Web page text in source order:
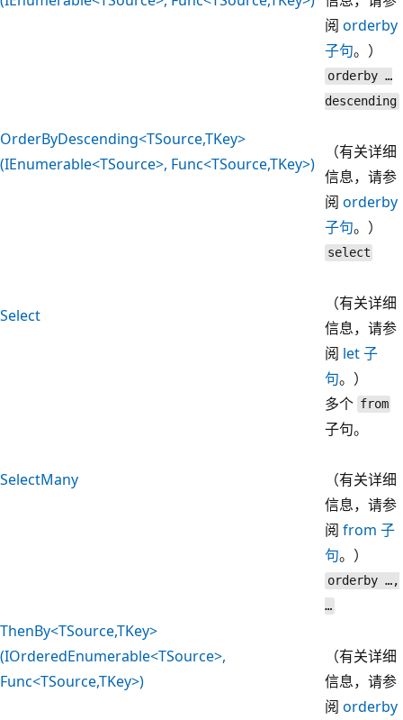
阅 orderby
子句。）
OrderByDescending<TSource,TKey>
(IEnumerable<TSource>, Func<TSource,TKey>)
orderby …
descending
（有关详细
信息，请参
阅 orderby
子句。）
Select
select
（有关详细
信息，请参
阅 let 子
句。）
SelectMany
多个 from
子句。
（有关详细
信息，请参
阅 from 子
句。）
ThenBy<TSource,TKey>
(IOrderedEnumerable<TSource>,
Func<TSource,TKey>)
orderby …,
…
（有关详细
信息，请参
阅 orderby